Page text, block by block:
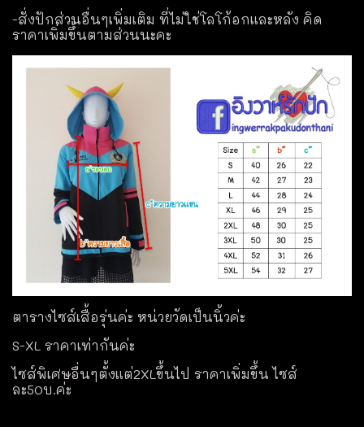
-สั่งปักส่วนอื่นๆเพิ่มเติม ที่ไม่ใช่โลโก้อกและหลัง คิด
ราคาเพิ่มขึ้นตามส่วนนะคะ
ตารางไซส์เสื้อรุ่นค่ะ หน่วยวัดเป็นนิ้วค่ะ
S-XL ราคาเท่ากันค่ะ
ไซส์พิเศษอื่นๆตั้งแต่2XLขึ้นไป ราคาเพิ่มขึ้น ไซส์
ละ50บ.ค่ะ